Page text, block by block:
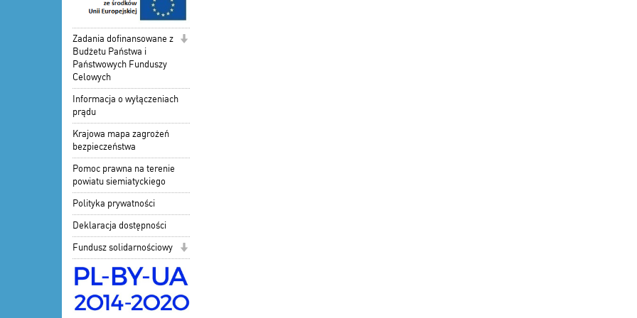
Zadania dofinansowane z
Budżetu Państwa i
Państwowych Funduszy
Celowych
Informacja o wyłączeniach
prądu
Krajowa mapa zagrożeń
bezpieczeństwa
Pomoc prawna na terenie
powiatu siemiatyckiego
Polityka prywatności
Deklaracja dostępności
Fundusz solidarnościowy